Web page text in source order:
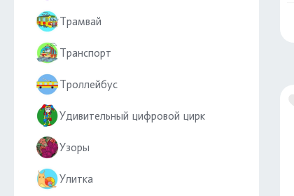
Трамвай
Транспорт
Троллейбус
Удивительный цифровой цирк
Узоры
Улитка